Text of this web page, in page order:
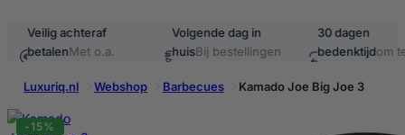
Veilig achteraf
betalenMet o.a.
Volgende dag in
huisBij bestellingen
30 dagen
bedenktijdom te
Luxuriq.nl
Webshop Barbecues Kamado Joe Big Joe 3
-15%